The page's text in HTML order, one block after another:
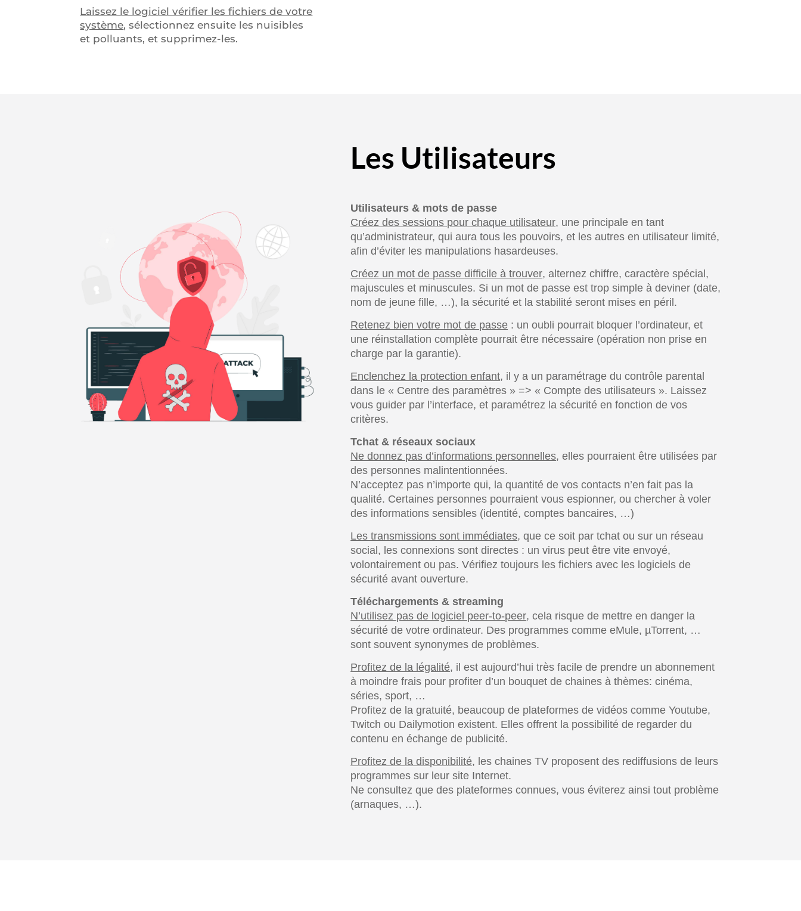
Laissez le logiciel vérifier les fichiers de votre
système, sélectionnez ensuite les nuisibles
et polluants, et supprimez-les.
Les Utilisateurs
Utilisateurs & mots de passe
Créez des sessions pour chaque utilisateur, une principale en tant
qu’administrateur, qui aura tous les pouvoirs, et les autres en utilisateur limité,
afin d’éviter les manipulations hasardeuses.
Créez un mot de passe difficile à trouver, alternez chiffre, caractère spécial,
majuscules et minuscules. Si un mot de passe est trop simple à deviner (date,
nom de jeune fille, …), la sécurité et la stabilité seront mises en péril.
Retenez bien votre mot de passe : un oubli pourrait bloquer l’ordinateur, et
une réinstallation complète pourrait être nécessaire (opération non prise en
charge par la garantie).
Enclenchez la protection enfant, il y a un paramétrage du contrôle parental
dans le « Centre des paramètres » => « Compte des utilisateurs ». Laissez
vous guider par l’interface, et paramétrez la sécurité en fonction de vos
critères.
Tchat & réseaux sociaux
Ne donnez pas d’informations personnelles, elles pourraient être utilisées par
des personnes malintentionnées.
N’acceptez pas n’importe qui, la quantité de vos contacts n’en fait pas la
qualité. Certaines personnes pourraient vous espionner, ou chercher à voler
des informations sensibles (identité, comptes bancaires, …)
Les transmissions sont immédiates, que ce soit par tchat ou sur un réseau
social, les connexions sont directes : un virus peut être vite envoyé,
volontairement ou pas. Vérifiez toujours les fichiers avec les logiciels de
sécurité avant ouverture.
Téléchargements & streaming
N’utilisez pas de logiciel peer-to-peer, cela risque de mettre en danger la
sécurité de votre ordinateur. Des programmes comme eMule, µTorrent, …
sont souvent synonymes de problèmes.
Profitez de la légalité, il est aujourd’hui très facile de prendre un abonnement
à moindre frais pour profiter d’un bouquet de chaines à thèmes: cinéma,
séries, sport, …
Profitez de la gratuité, beaucoup de plateformes de vidéos comme Youtube,
Twitch ou Dailymotion existent. Elles offrent la possibilité de regarder du
contenu en échange de publicité.
Profitez de la disponibilité, les chaines TV proposent des rediffusions de leurs
programmes sur leur site Internet.
Ne consultez que des plateformes connues, vous éviterez ainsi tout problème
(arnaques, …).